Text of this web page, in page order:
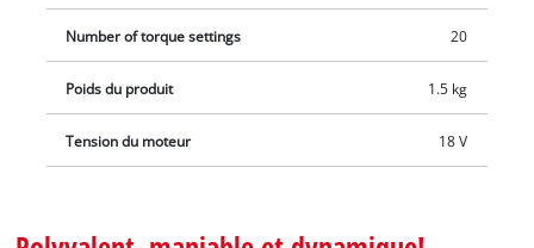
Number of torque settings 20
Poids du produit 1.5 kg
Tension du moteur 18 V